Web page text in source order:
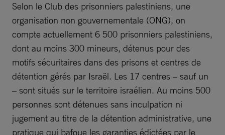
Selon le Club des prisonniers palestiniens, une
organisation non gouvernementale (ONG), on
compte actuellement 6 500 prisonniers palestiniens,
dont au moins 300 mineurs, détenus pour des
motifs sécuritaires dans des prisons et centres de
détention gérés par Israël. Les 17 centres – sauf un
– sont situés sur le territoire israélien. Au moins 500
personnes sont détenues sans inculpation ni
jugement au titre de la détention administrative, une
pratique qui bafoue les garanties édictées par le